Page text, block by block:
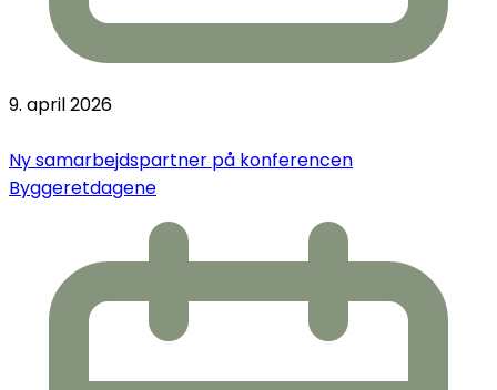
9. april 2026
Ny samarbejdspartner på konferencen
Byggeretdagene